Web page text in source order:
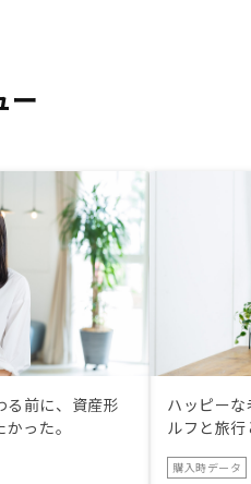
ー
る前に、資産形
った。
ハッピー
ルフと旅
購入時データ